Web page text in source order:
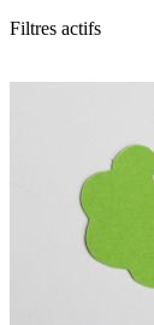
Filtres actifs